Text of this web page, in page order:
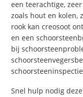
een teerachtige,
zoals hout en kolen,
rook kan creosoot
en een
bij
Snel hulp nodig